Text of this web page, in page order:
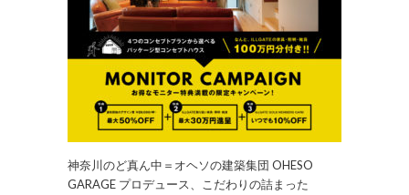
神奈川のど真ん中＝オヘソの建築集団 OHESO
GARAGE プロデュース、こだわりの詰まった